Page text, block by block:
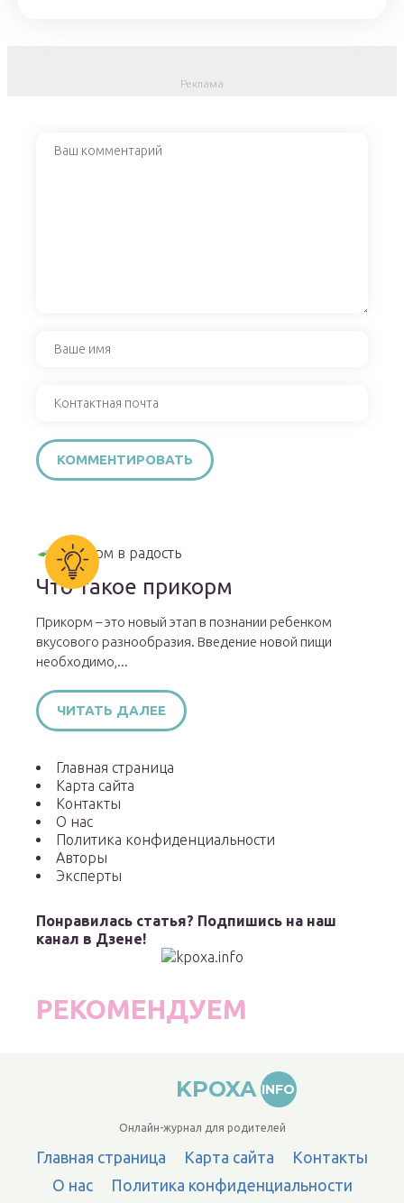
Что такое прикорм
Прикорм – это новый этап в познании ребенком
вкусового разнообразия. Введение новой пищи
необходимо,...
ЧИТАТЬ ДАЛЕЕ
Главная страница
Карта сайта
Контакты
О нас
Политика конфиденциальности
Авторы
Эксперты
Понравилась статья? Подпишись на наш
канал в Дзене!
РЕКОМЕНДУЕМ
KPOXA INFO
Онлайн-журнал для родителей
Главная страница Карта сайта
Контакты
О нас
Политика конфиденциальности